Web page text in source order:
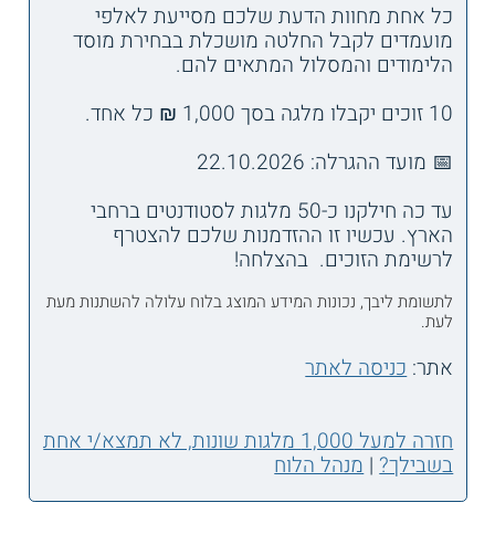
כל אחת מחוות הדעת שלכם מסייעת לאלפי
מועמדים לקבל החלטה מושכלת בבחירת מוסד
הלימודים והמסלול המתאים להם.
10 זוכים יקבלו מלגה בסך 1,000 ₪ כל אחד.
📅 מועד ההגרלה: 22.10.2026
עד כה חילקנו כ-50 מלגות לסטודנטים ברחבי
הארץ. עכשיו זו ההזדמנות שלכם להצטרף
לרשימת הזוכים. בהצלחה!
לתשומת ליבך, נכונות המידע המוצג בלוח עלולה להשתנות מעת
לעת.
אתר:כניסה לאתר
חזרה למעל 1,000 מלגות שונות, לא תמצא/י אחת
בשבילך?|מנהל הלוח